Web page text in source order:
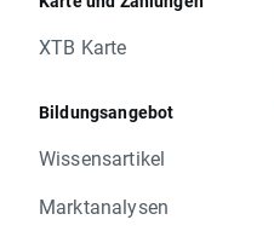
XTB Karte
Bildungsangebot
Wissensartikel
Marktanalysen